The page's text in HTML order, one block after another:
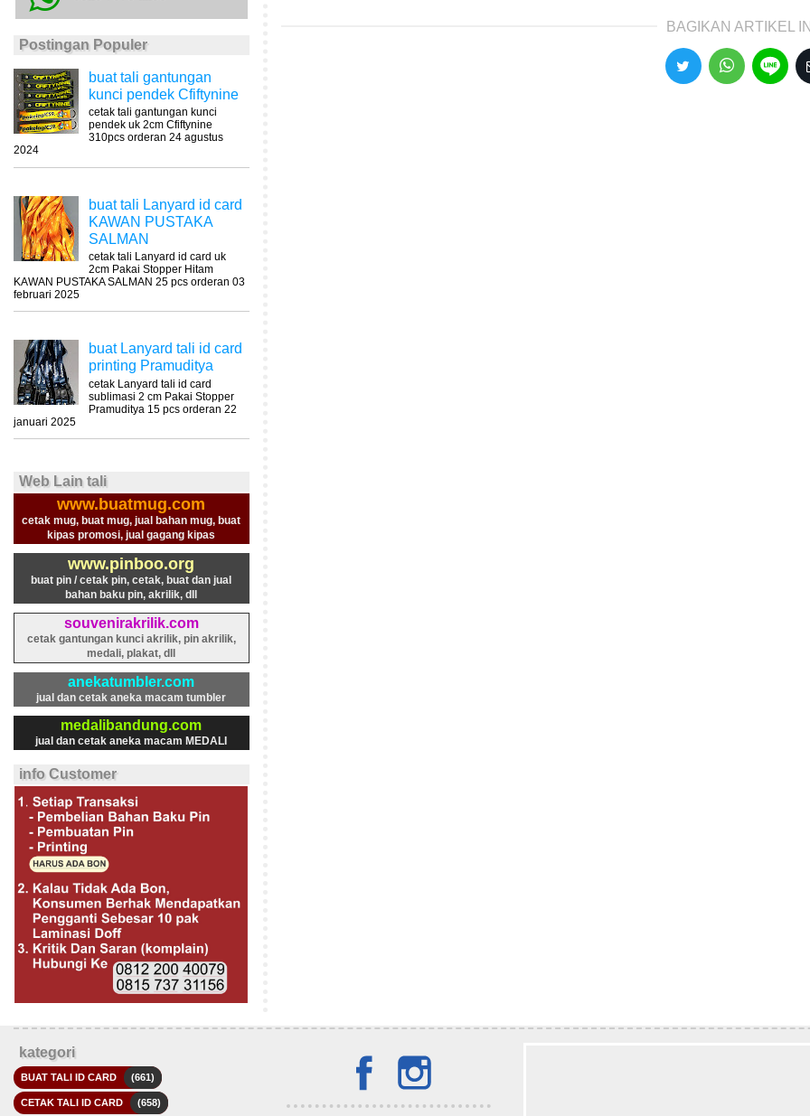
Postingan Populer
buat tali gantungan
kunci pendek Cfiftynine
cetak tali gantungan kunci
pendek uk 2cm Cfiftynine
310pcs orderan 24 agustus
2024
buat tali Lanyard id card
KAWAN PUSTAKA
SALMAN
cetak tali Lanyard id card uk
2cm Pakai Stopper Hitam
KAWAN PUSTAKA SALMAN 25 pcs orderan 03
februari 2025
buat Lanyard tali id card
printing Pramuditya
cetak Lanyard tali id card
sublimasi 2 cm Pakai Stopper
Pramuditya 15 pcs orderan 22
januari 2025
Web Lain tali
www.buatmug.com
cetak mug, buat mug, jual bahan mug, buat
kipas promosi, jual gagang kipas
www.pinboo.org
buat pin / cetak pin, cetak, buat dan jual
bahan baku pin, akrilik, dll
souvenirakrilik.com
cetak gantungan kunci akrilik, pin akrilik,
medali, plakat, dll
anekatumbler.com
jual dan cetak aneka macam tumbler
medalibandung.com
jual dan cetak aneka macam MEDALI
info Customer
BAGIKAN ARTIKEL INI
kategori
BUAT TALI ID CARD (661)
CETAK TALI ID CARD (658)